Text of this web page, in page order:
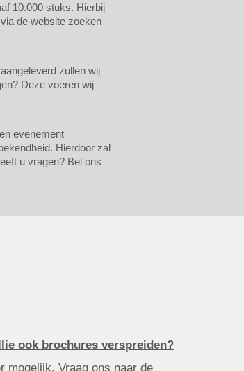
10.000 stuks. Hierbij
de website zoeken
zullen wij
Deze voeren wij
evenement
Hierdoor zal
u vragen? Bel ons
ook brochures verspreiden?
mogelijk. Vraag ons naar de